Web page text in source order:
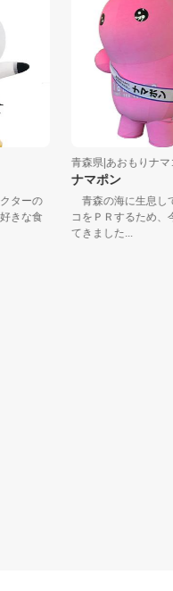
の
食
青森県|あおもりナマコブ
ナマポン
青森の海に生息してい
コをＰＲするため、今年
てきました...